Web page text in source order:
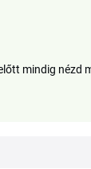
mindig nézd